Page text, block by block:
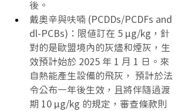
後。
戴奧辛與呋喃 (PCDDs/PCDFs and
dl-PCBs)：限值訂在 5 μg/kg，針
對的是歐盟境內的灰燼和煙灰，生
效預計始於 2025 年 1 月 1 日。來
自熱能產生設備的飛灰， 預計於法
令公布一年後生效，且將伴隨過渡
期 10 μg/kg 的規定，審查條款則